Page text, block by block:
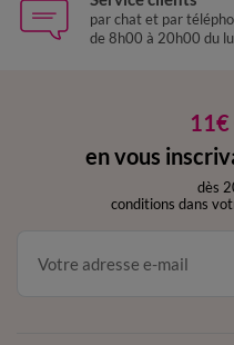
par chat et par
de 8h00 à 20h00 du
en vous
dès
conditions dans